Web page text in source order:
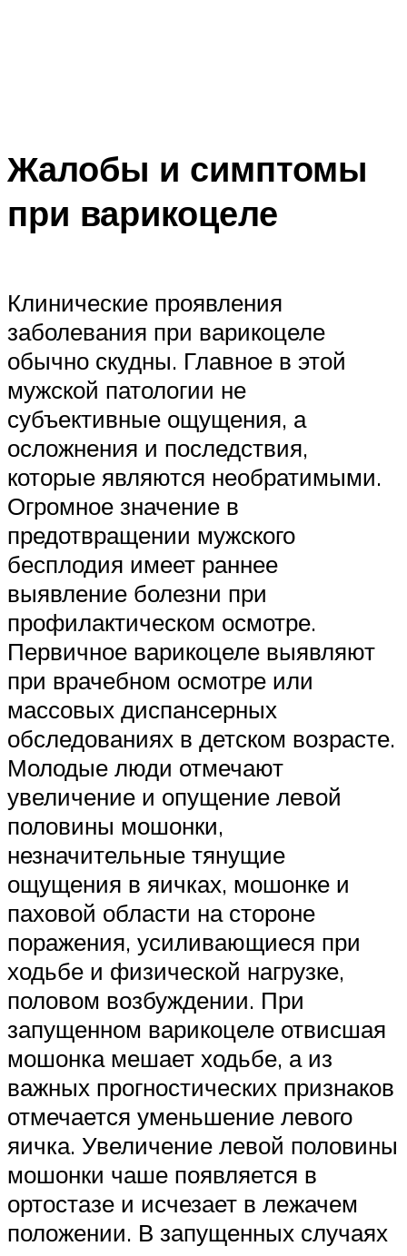
Жалобы и симптомы
при варикоцеле
Клинические проявления
заболевания при варикоцеле
обычно скудны. Главное в этой
мужской патологии не
субъективные ощущения, а
осложнения и последствия,
которые являются необратимыми.
Огромное значение в
предотвращении мужского
бесплодия имеет раннее
выявление болезни при
профилактическом осмотре.
Первичное варикоцеле выявляют
при врачебном осмотре или
массовых диспансерных
обследованиях в детском возрасте.
Молодые люди отмечают
увеличение и опущение левой
половины мошонки,
незначительные тянущие
ощущения в яичках, мошонке и
паховой области на стороне
поражения, усиливающиеся при
ходьбе и физической нагрузке,
половом возбуждении. При
запущенном варикоцеле отвисшая
мошонка мешает ходьбе, а из
важных прогностических признаков
отмечается уменьшение левого
яичка. Увеличение левой половины
мошонки чаше появляется в
ортостазе и исчезает в лежачем
положении. В запущенных случаях